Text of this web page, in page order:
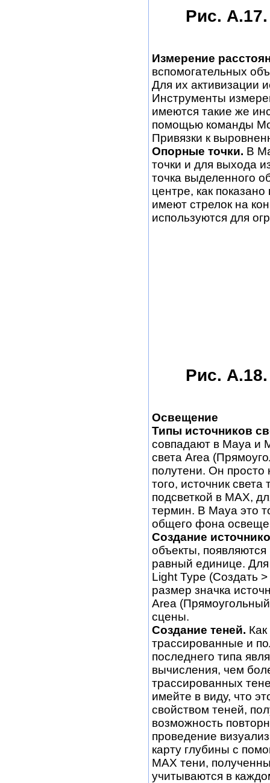
Рис.
Измерение
вспомогательных
Для их активизации
Инструменты
имеются такие же
помощью команды
Привязки к
Опорные точки. В
точки и для выхода
точка выделенного
центре, как
имеют стрелок на
используются для
Рис.
Освещение
Типы источников
совпадают в Maya и
света Area
полутени. Он
того, источник
подсветкой в МАХ,
термин. В Maya это
общего фона
Создание
объекты,
равный единице. Для
Light Type (Создать
размер значка
Area
сцены.
Создание теней.
трассированные и
последнего типа
вычисления, чем
трассированных
имейте в виду, что
свойством теней,
возможность
проведение
карту глубины с
МАХ тени,
учитываются в